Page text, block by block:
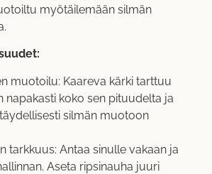
myötäilemään silmän
muotoilu: Kaareva kärki tarttuu
napakasti koko sen pituudelta ja
silmän muotoon
tarkkuus: Antaa sinulle vakaan ja
Aseta ripsinauha juuri